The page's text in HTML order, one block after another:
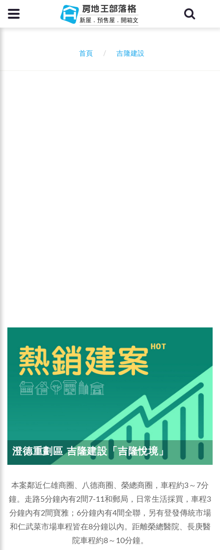
房地王部落格
新屋．預售屋．開箱文
首頁 吉隆建設
澄德重劃區 吉隆建設「吉隆悅境」
本案鄰近仁雄商圈、八德商圈、榮總商圈，車程約3～7分
鐘。走路5分鐘內有2間7-11和郵局，日常生活採買，車程3
分鐘內有2間寶雅；6分鐘內有4間全聯，另有登發傳統市場
和仁武菜市場車程皆在8分鐘以內。距離榮總醫院、長庚醫
院車程約8～10分鐘。